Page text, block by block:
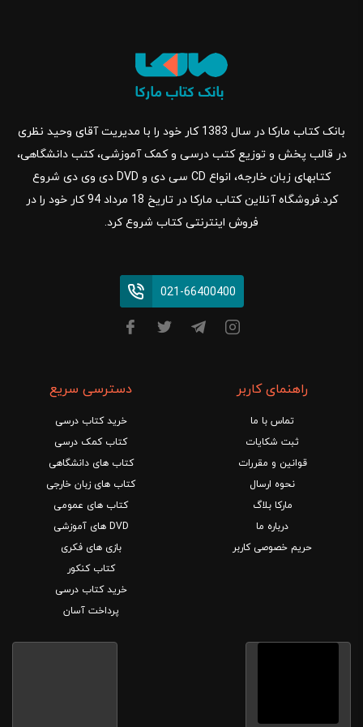
بانک کتاب مارکا در سال 1383 کار خود را با مدیریت آقای وحید نظری
در قالب پخش و توزیع کتب درسی و کمک آموزشی، کتب دانشگاهی،
کتابهای زبان خارجه، انواع CD سی دی و DVD دی وی دی شروع
کرد.فروشگاه آنلاین کتاب مارکا در تاریخ 18 مرداد 94 کار خود را در
فروش اینترنتی کتاب شروع کرد.
021-66400400
راهنمای کاربر
تماس با ما
ثبت شکایات
قوانین و مقررات
نحوه ارسال
مارکا بلاگ
درباره ما
حریم خصوصی کاربر
دسترسی سریع
خرید کتاب درسی
کتاب کمک درسی
کتاب های دانشگاهی
کتاب های زبان خارجی
کتاب های عمومی
DVD های آموزشی
بازی های فکری
کتاب کنکور
خرید کتاب درسی
پرداخت آسان